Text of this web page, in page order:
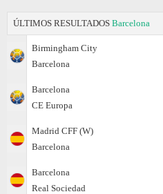
ÚLTIMOS RESULTADOS Barcelona
Birmingham City
Barcelona
Barcelona
CE Europa
Madrid CFF (W)
Barcelona
Barcelona
Real Sociedad